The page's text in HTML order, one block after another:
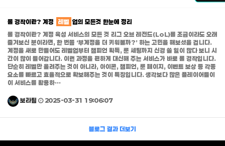
롤 경작이란? 계정 레벨 업의 모든것 한눈에 정리
롤 경작이란? 계정 육성 서비스의 모든 것 리그 오브 레전드(LoL)를 조금이라도 오래
즐겨보신 분이라면, 한 번쯤 ‘부계정을 더 키워볼까?’ 하는 고민을 해보셨을 겁니다.
계정을 새로 만들어도 레벨업부터 챔피언 획득, 룬 세팅까지 신경 쓸 일이 많다 보니 시
간이 많이 들어갑니다. 이런 과정을 편하게 대신해 주는 서비스가 바로 롤 경작입니다.
단순히 레벨만 올려주는 것이 아니라, 아이콘, 챔피언, 룬 페이지, 이벤트 보상 등 각종
요소를 빠르고 효율적으로 확보해주는 것이 특징입니다. 생각보다 많은 플레이어들이
이 서비스를 활용하…
보라팀 2025-03-31 19:06:07
블로그 결과 더보기